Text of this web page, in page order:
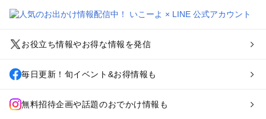
お役立ち情報やお得な情報を発信
毎日更新！旬イベント&お得情報も
無料招待企画や話題のおでかけ情報も